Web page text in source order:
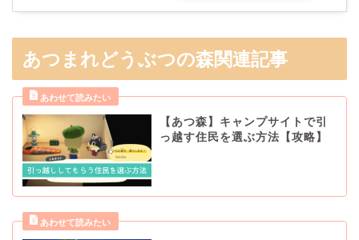
あつまれどうぶつの森関連記事
【あつ森】キャンプサイトで引
っ越す住民を選ぶ方法【攻略】